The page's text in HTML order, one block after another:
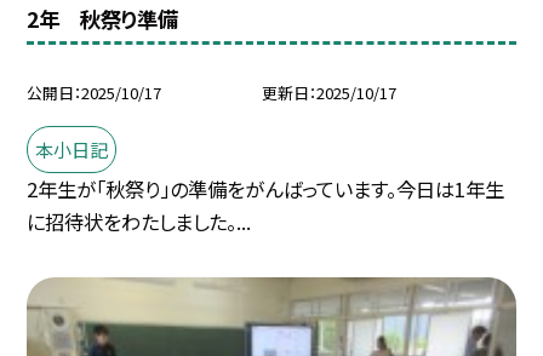
2年 秋祭り準備
公開日 2025/10/17 更新日 2025/10/17
本小日記
2年生が「秋祭り」の準備をがんばっています。今日は1年生
に招待状をわたしました。...